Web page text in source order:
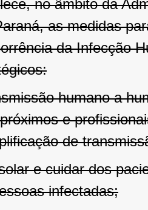
no âmbito da
as medidas
da Infecção
humano a
e
de
e cuidar dos
infectadas;